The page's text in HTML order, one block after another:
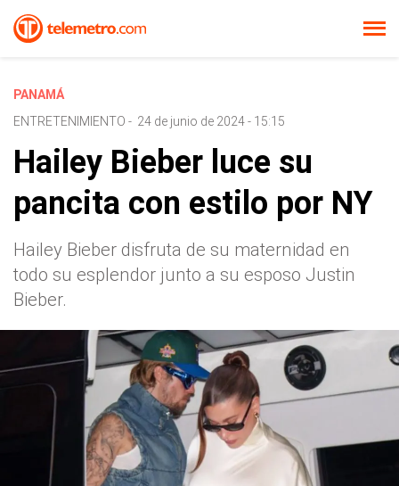
PANAMÁ
ENTRETENIMIENTO - 24 de junio de 2024 - 15:15
Hailey Bieber luce su
pancita con estilo por NY
Hailey Bieber disfruta de su maternidad en
todo su esplendor junto a su esposo Justin
Bieber.